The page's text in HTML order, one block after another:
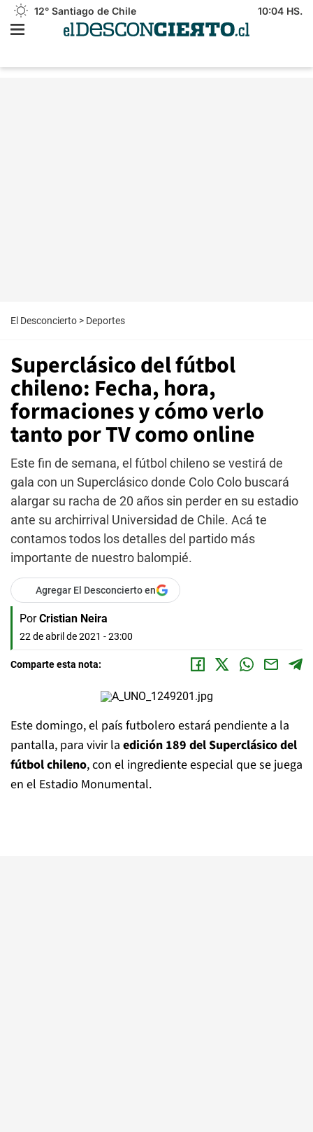
12° Santiago de Chile 10:04 HS.
El Desconcierto > Deportes
Superclásico del fútbol
chileno: Fecha, hora,
formaciones y cómo verlo
tanto por TV como online
Este fin de semana, el fútbol chileno se vestirá de
gala con un Superclásico donde Colo Colo buscará
alargar su racha de 20 años sin perder en su estadio
ante su archirrival Universidad de Chile. Acá te
contamos todos los detalles del partido más
importante de nuestro balompié.
Agregar El Desconcierto en
Por Cristian Neira
22 de abril de 2021 - 23:00
Comparte esta nota:
Este domingo, el país futbolero estará pendiente a la
pantalla, para vivir la edición 189 del Superclásico del
fútbol chileno, con el ingrediente especial que se juega
en el Estadio Monumental.